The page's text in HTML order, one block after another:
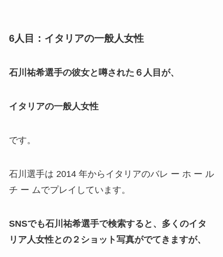
6人目：イタリアの一般人女性
石川祐希選手の彼女と噂された６人目が、
イタリアの一般人女性
です。
石川選手は 2014 年からイタリアのバレ ー ホ ー ル
チ ー ムでプレイしています。
SNSでも石川祐希選手で検索すると、多くのイタ
リア人女性との２ショット写真がでてきますが、